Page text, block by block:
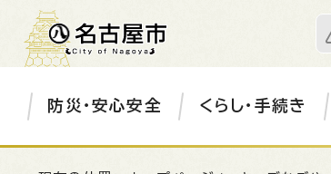
防災・安心安全 くらし・手続き